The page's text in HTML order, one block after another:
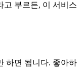
고 부르든, 이 서비스
하면 됩니다. 좋아하